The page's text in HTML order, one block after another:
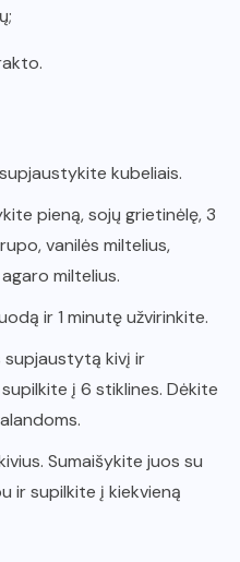
kubeliais.
pieną, sojų grietinėlę, 3
vanilės miltelius,
miltelius.
ir 1 minutę užvirinkite.
supjaustytą kivį ir
į 6 stiklines. Dėkite
Sumaišykite juos su
ir supilkite į kiekvieną